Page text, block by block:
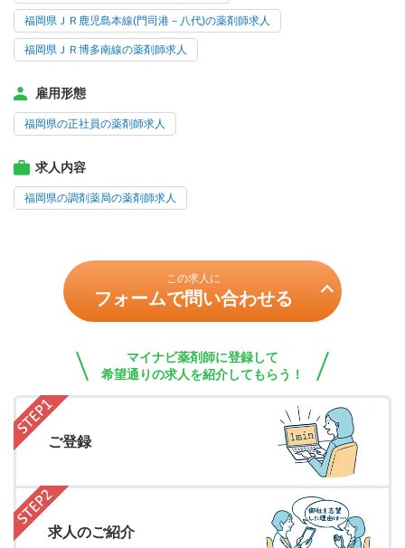
福岡県ＪＲ鹿児島本線(門司港－八代)の薬剤師求人
福岡県ＪＲ博多南線の薬剤師求人
雇用形態
福岡県の正社員の薬剤師求人
求人内容
福岡県の調剤薬局の薬剤師求人
この求人に
フォームで問い合わせる
マイナビ薬剤師に登録して
希望通りの求人を紹介してもらう！
ご登録
求人のご紹介